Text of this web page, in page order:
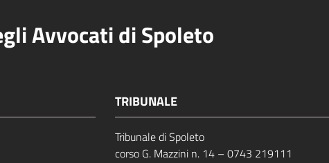
Avvocati di Spoleto
TRIBUNALE
Tribunale di Spoleto
corso G. Mazzini n. 14 – 0743 219111